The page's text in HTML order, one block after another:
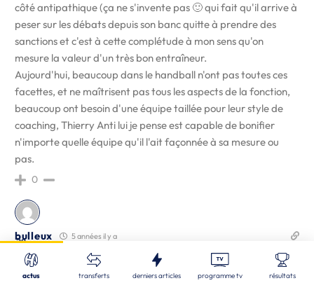
Recherche
Fermer
côté antipathique (ça ne s'invente pas 🙂 qui fait qu'il arrive à
peser sur les débats depuis son banc quitte à prendre des
sanctions et c'est à cette complétude à mon sens qu'on
mesure la valeur d'un très bon entraîneur.
Aujourd'hui, beaucoup dans le handball n'ont pas toutes ces
facettes, et ne maîtrisent pas tous les aspects de la fonction,
beaucoup ont besoin d'une équipe taillée pour leur style de
coaching, Thierry Anti lui je pense est capable de bonifier
n'importe quelle équipe qu'il l'ait façonnée à sa mesure ou
pas.
0
bulleux 5 années il y a
J'espère que tous les présidentes et présidents de club vont
enfin se rendre compte du rôle essentiel d'un entraineur
actus transferts derniers articles programme tv résultats
Nos derniers articles
LBE | 07/08/2026
39